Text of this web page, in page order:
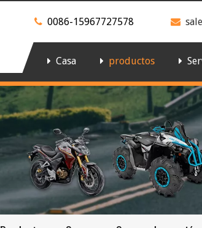
 0086-15967727578 
Casa productos